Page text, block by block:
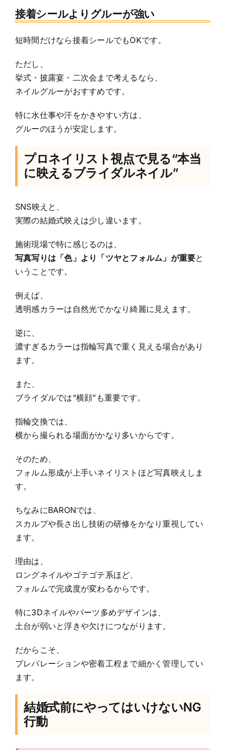
接着シールよりグルーが強い
短時間だけなら接着シールでもOKです。
ただし、
挙式・披露宴・二次会まで考えるなら、
ネイルグルーがおすすめです。
特に水仕事や汗をかきやすい方は、
グルーのほうが安定します。
プロネイリスト視点で見る“本当
に映えるブライダルネイル”
SNS映えと、
実際の結婚式映えは少し違います。
施術現場で特に感じるのは、
写真写りは「色」より「ツヤとフォルム」が重要と
いうことです。
例えば、
透明感カラーは自然光でかなり綺麗に見えます。
逆に、
濃すぎるカラーは指輪写真で重く見える場合があり
ます。
また、
ブライダルでは“横顔”も重要です。
指輪交換では、
横から撮られる場面がかなり多いからです。
そのため、
フォルム形成が上手いネイリストほど写真映えしま
す。
ちなみにBARONでは、
スカルプや長さ出し技術の研修をかなり重視してい
ます。
理由は、
ロングネイルやゴテゴテ系ほど、
フォルムで完成度が変わるからです。
特に3Dネイルやパーツ多めデザインは、
土台が弱いと浮きや欠けにつながります。
だからこそ、
プレパレーションや密着工程まで細かく管理してい
ます。
結婚式前にやってはいけないNG
行動